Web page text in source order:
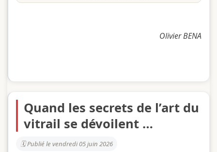
Olivier BENA
Quand les secrets de l’art du
vitrail se dévoilent …
Publié le vendredi 05 juin 2026